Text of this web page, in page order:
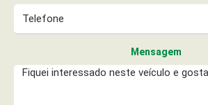
Mensagem